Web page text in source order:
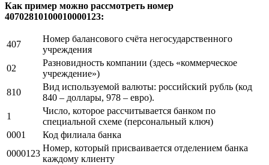
Как пример можно рассмотреть номер
40702810100010000123:
407
Номер балансового счёта негосударственного
учреждения
02
Разновидность компании (здесь «коммерческое
учреждение»)
810
Вид используемой валюты: российский рубль (код
840 – доллары, 978 – евро).
1
Число, которое рассчитывается банком по
специальной схеме (персональный ключ)
0001
Код филиала банка
0000123
Номер, который присваивается отделением банка
каждому клиенту